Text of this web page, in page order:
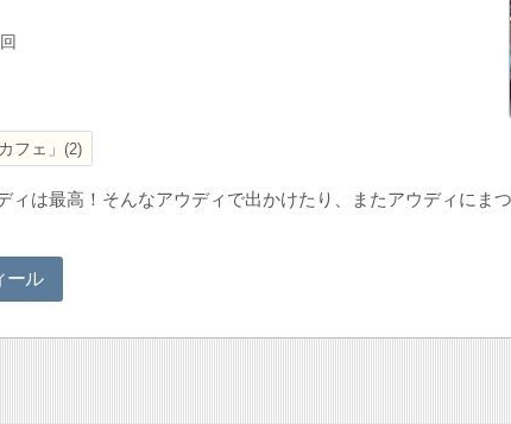
フェ」 2
は最高！そんなアウディで出かけたり、またアウディにま
ール